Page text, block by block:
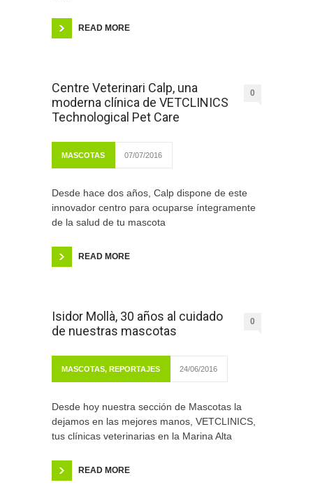
READ MORE
Centre Veterinari Calp, una
moderna clínica de VETCLINICS
Technological Pet Care
0
MASCOTAS 07/07/2016
Desde hace dos años, Calp dispone de este
innovador centro para ocuparse íntegramente
de la salud de tu mascota
READ MORE
Isidor Mollà, 30 años al cuidado
de nuestras mascotas
0
MASCOTAS, REPORTAJES 24/06/2016
Desde hoy nuestra sección de Mascotas la
dejamos en las mejores manos, VETCLINICS,
tus clínicas veterinarias en la Marina Alta
READ MORE